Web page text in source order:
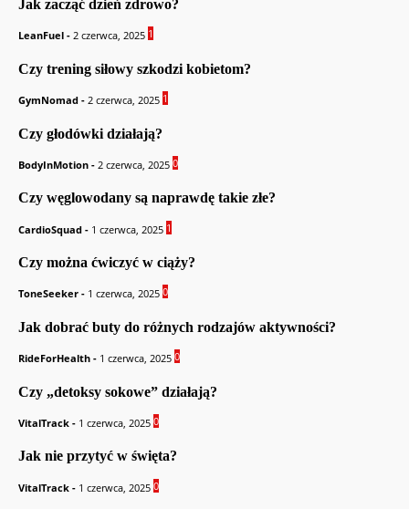
Jak zacząć dzień zdrowo?
LeanFuel - 2 czerwca, 2025 1
Czy trening siłowy szkodzi kobietom?
GymNomad - 2 czerwca, 2025 1
Czy głodówki działają?
BodyInMotion - 2 czerwca, 2025 0
Czy węglowodany są naprawdę takie złe?
CardioSquad - 1 czerwca, 2025 1
Czy można ćwiczyć w ciąży?
ToneSeeker - 1 czerwca, 2025 0
Jak dobrać buty do różnych rodzajów aktywności?
RideForHealth - 1 czerwca, 2025 0
Czy „detoksy sokowe” działają?
VitalTrack - 1 czerwca, 2025 0
Jak nie przytyć w święta?
VitalTrack - 1 czerwca, 2025 0